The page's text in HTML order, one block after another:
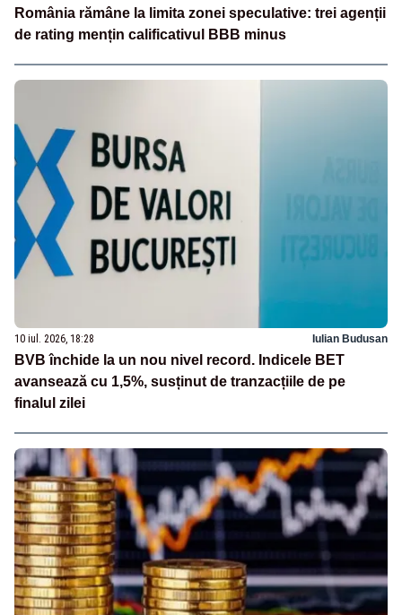
România rămâne la limita zonei speculative: trei agenții
de rating mențin calificativul BBB minus
10 iul. 2026, 18:28 Iulian Budusan
BVB închide la un nou nivel record. Indicele BET
avansează cu 1,5%, susținut de tranzacțiile de pe
finalul zilei